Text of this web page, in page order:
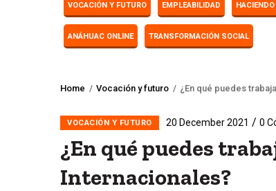
VOCACIÓN Y FUTURO EMPLEABILIDAD HACIENDO
ANÁHUAC ONLINE TRANSFORMACIÓN SOCIAL
Breadcrumb
Home / Vocación y futuro / ¿En qué puedes
VOCACIÓN Y FUTURO 20 December 2021 / 0
¿En qué puedes
Internacionales?